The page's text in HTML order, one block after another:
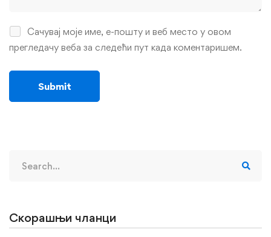
Сачувај моје име, е-пошту и веб место у овом
прегледачу веба за следећи пут када коментаришем.
for:
Скорашњи чланци